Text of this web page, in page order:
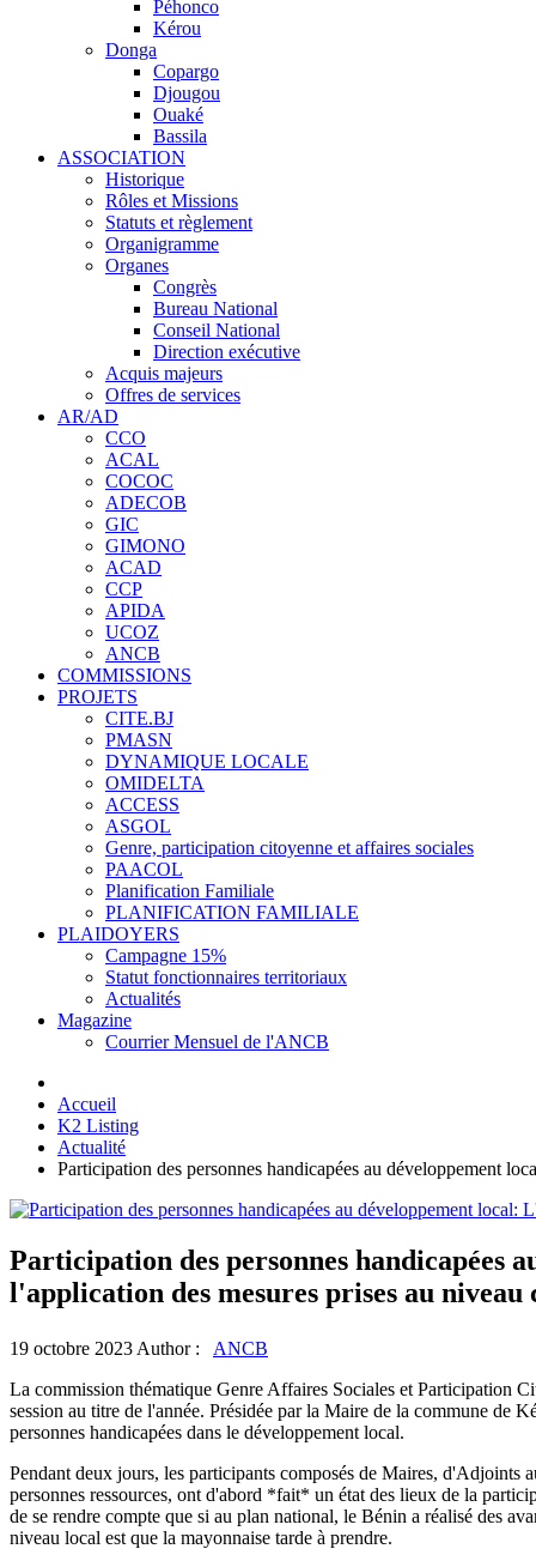
Péhonco
Kérou
Donga
Copargo
Djougou
Ouaké
Bassila
ASSOCIATION
Historique
Rôles et Missions
Statuts et règlement
Organigramme
Organes
Congrès
Bureau National
Conseil National
Direction exécutive
Acquis majeurs
Offres de services
AR/AD
CCO
ACAL
COCOC
ADECOB
GIC
GIMONO
ACAD
CCP
APIDA
UCOZ
ANCB
COMMISSIONS
PROJETS
CITE.BJ
PMASN
DYNAMIQUE LOCALE
OMIDELTA
ACCESS
ASGOL
Genre, participation citoyenne et affaires sociales
PAACOL
Planification Familiale
PLANIFICATION FAMILIALE
PLAIDOYERS
Campagne 15%
Statut fonctionnaires territoriaux
Actualités
Magazine
Courrier Mensuel de l'ANCB
Accueil
K2 Listing
Actualité
Participation des personnes handicapées au développement
Participation des personnes handicapées
l'application des mesures prises au niveau
19 octobre 2023 Author : ANCB
La commission thématique Genre Affaires Sociales et Participation
session au titre de l'année. Présidée par la Maire de la commune de
personnes handicapées dans le développement local.
Pendant deux jours, les participants composés de Maires, d'Adjoints
personnes ressources, ont d'abord *fait* un état des lieux de la
de se rendre compte que si au plan national, le Bénin a réalisé des
niveau local est que la mayonnaise tarde à prendre.